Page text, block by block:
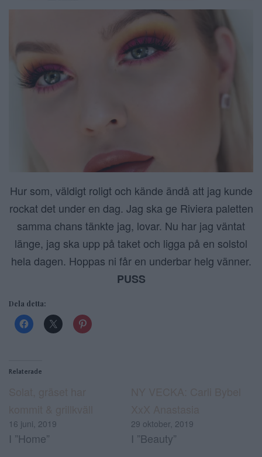
Hur som, väldigt roligt och kände ändå att jag kunde
rockat det under en dag. Jag ska ge Riviera paletten
samma chans tänkte jag, lovar. Nu har jag väntat
länge, jag ska upp på taket och ligga på en solstol
hela dagen. Hoppas ni får en underbar helg vänner.
PUSS
Dela detta:
Relaterade
16 juni, 2019
I ”Home”
29 oktober, 2019
I ”Beauty”